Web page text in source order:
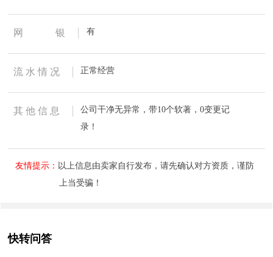
网 银 有
流 水 情 况 正常经营
其 他 信 息
公司干净无异常，带10个软著，0变更记
录！
友情提示： 以上信息由卖家自行发布，请先确认对方资质，谨防
上当受骗！
快转问答